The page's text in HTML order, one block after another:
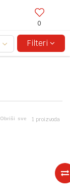
0
150KM!
Filteri
1 proizvoda
Obriši sve